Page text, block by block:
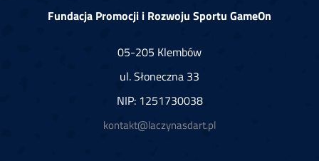
Fundacja Promocji i Rozwoju Sportu GameOn
05-205 Klembów
ul. Słoneczna 33
NIP: 1251730038
kontakt@laczynasdart.pl